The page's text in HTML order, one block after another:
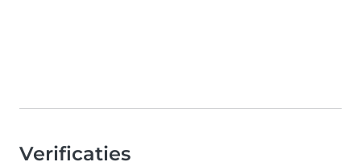
Verificaties